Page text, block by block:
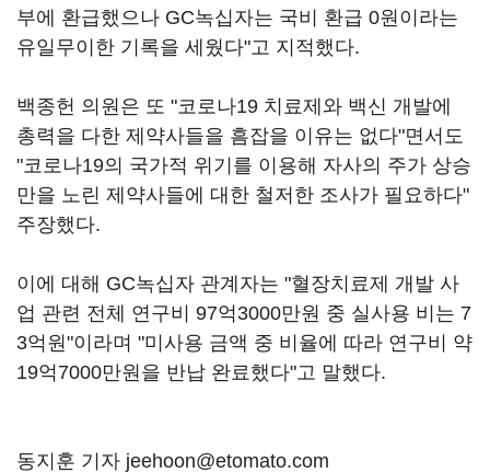
부에 환급했으나 GC녹십자는 국비 환급 0원이라는
유일무이한 기록을 세웠다"고 지적했다.
백종헌 의원은 또 "코로나19 치료제와 백신 개발에
총력을 다한 제약사들을 흠잡을 이유는 없다"면서도
"코로나19의 국가적 위기를 이용해 자사의 주가 상승
만을 노린 제약사들에 대한 철저한 조사가 필요하다"
주장했다.
이에 대해 GC녹십자 관계자는 "혈장치료제 개발 사
업 관련 전체 연구비 97억3000만원 중 실사용 비는 7
3억원"이라며 "미사용 금액 중 비율에 따라 연구비 약
19억7000만원을 반납 완료했다"고 말했다.
동지훈 기자 jeehoon@etomato.com